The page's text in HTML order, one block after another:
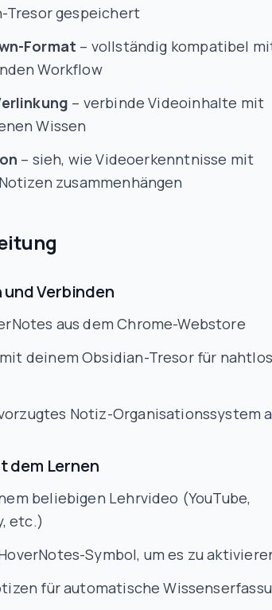
Tresor gespeichert
Format – vollständig kompatibel
Workflow
– verbinde Videoinhalte mit
Wissen
– sieh, wie Videoerkenntnisse mit
zusammenhängen
Verbinden
aus dem Chrome-Webstore
deinem Obsidian-Tresor für
Notiz-Organisationssystem
dem Lernen
beliebigen Lehrvideo (YouTube,
etc.)
Symbol, um es zu
für automatische